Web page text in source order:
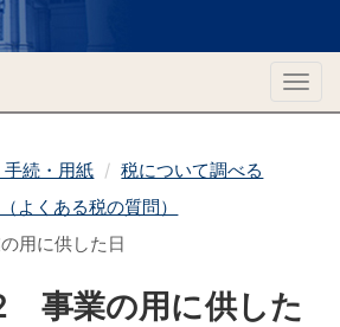
続・用紙
税について調べる
よくある税の質問）
用に供した日
事業の用に供した